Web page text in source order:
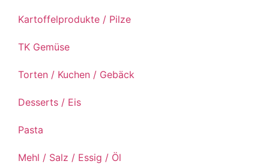
Kartoffelprodukte / Pilze
TK Gemüse
Torten / Kuchen / Gebäck
Desserts / Eis
Pasta
Mehl / Salz / Essig / Öl